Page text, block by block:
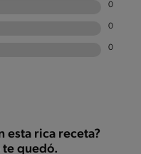
0
0
0
esta rica receta?
te quedó.